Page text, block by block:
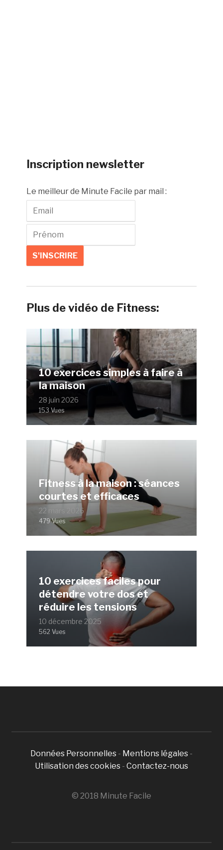
Inscription newsletter
Le meilleur de Minute Facile par mail :
Plus de vidéo de Fitness:
10 exercices simples à faire à
la maison
28 juin 2026
153 Vues
Fitness à la maison : séances
courtes et efficaces
22 mars 2026
479 Vues
10 exercices faciles pour
détendre votre dos et
réduire les tensions
10 décembre 2025
562 Vues
Données Personnelles - Mentions légales -
Utilisation des cookies - Contactez-nous
© 2018 Minute Facile